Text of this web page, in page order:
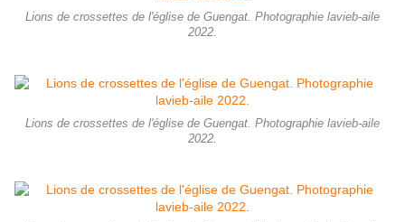
Lions de crossettes de l'église de Guengat. Photographie lavieb-aile
2022.
Lions de crossettes de l'église de Guengat. Photographie lavieb-aile
2022.